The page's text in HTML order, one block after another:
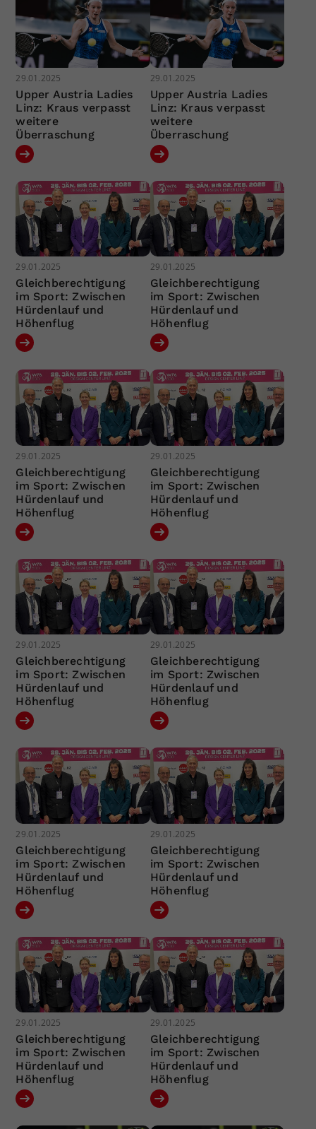
29.01.2025
Upper Austria Ladies
Linz: Kraus verpasst
weitere
Überraschung
29.01.2025
Upper Austria Ladies
Linz: Kraus verpasst
weitere
Überraschung
29.01.2025
Gleichberechtigung
im Sport: Zwischen
Hürdenlauf und
Höhenflug
29.01.2025
Gleichberechtigung
im Sport: Zwischen
Hürdenlauf und
Höhenflug
29.01.2025
Gleichberechtigung
im Sport: Zwischen
Hürdenlauf und
Höhenflug
29.01.2025
Gleichberechtigung
im Sport: Zwischen
Hürdenlauf und
Höhenflug
29.01.2025
Gleichberechtigung
im Sport: Zwischen
Hürdenlauf und
Höhenflug
29.01.2025
Gleichberechtigung
im Sport: Zwischen
Hürdenlauf und
Höhenflug
29.01.2025
Gleichberechtigung
im Sport: Zwischen
Hürdenlauf und
Höhenflug
29.01.2025
Gleichberechtigung
im Sport: Zwischen
Hürdenlauf und
Höhenflug
29.01.2025
Gleichberechtigung
im Sport: Zwischen
Hürdenlauf und
Höhenflug
29.01.2025
Gleichberechtigung
im Sport: Zwischen
Hürdenlauf und
Höhenflug